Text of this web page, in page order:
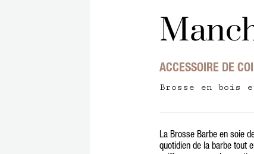
ACCESSOIRE DE
Brosse en bois
La Brosse Barbe en soie
quotidien de la barbe tout